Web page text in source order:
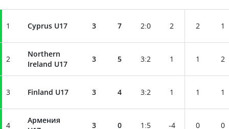
1 Cyprus U17 3 7 2:0 2 2 1
2
Northern
Ireland U17
3 5 3:2 1 1 2
3 Finland U17 3 4 3:2 1 1 1
4
Армения
3 0 1 :5 -4 0 0